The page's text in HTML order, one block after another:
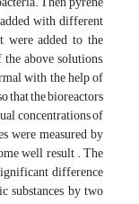
with different
were added to the
above solutions,
with the help of
that the bioreactors
concentrations of
were measured by
well result . The
difference
substances by two